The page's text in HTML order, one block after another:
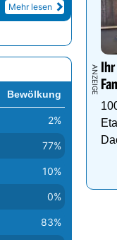
Mehr lesen
Bewölkung
2%
77%
10%
0%
83%